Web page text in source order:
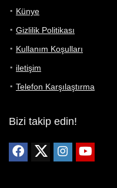
Künye
Gizlilik Politikası
Kullanım Koşulları
iletişim
Telefon Karşılaştırma
Bizi takip edin!